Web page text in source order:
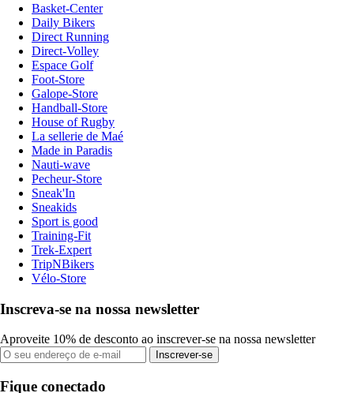
Basket-Center
Daily Bikers
Direct Running
Direct-Volley
Espace Golf
Foot-Store
Galope-Store
Handball-Store
House of Rugby
La sellerie de Maé
Made in Paradis
Nauti-wave
Pecheur-Store
Sneak'In
Sneakids
Sport is good
Training-Fit
Trek-Expert
TripNBikers
Vélo-Store
Inscreva-se na nossa newsletter
Aproveite 10% de desconto ao inscrever-se na nossa newsletter
Inscrever-se
Fique conectado